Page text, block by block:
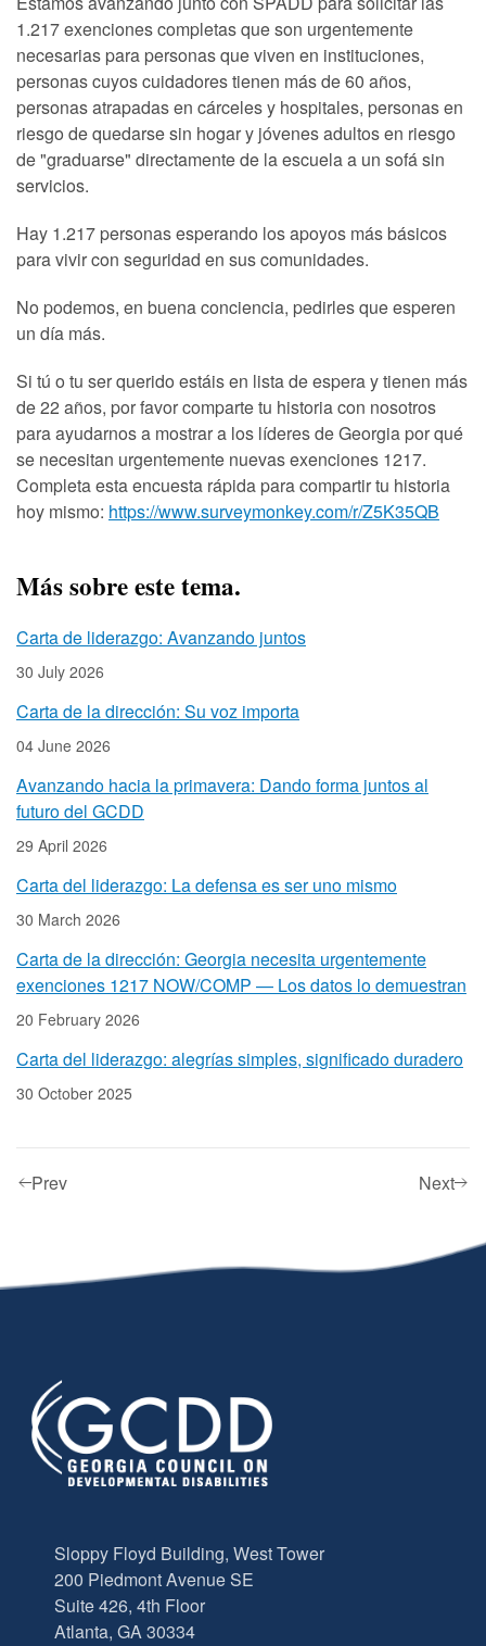
1.217 exenciones completas que son urgentemente
necesarias para personas que viven en instituciones,
personas cuyos cuidadores tienen más de 60 años,
personas atrapadas en cárceles y hospitales, personas en
riesgo de quedarse sin hogar y jóvenes adultos en riesgo
de "graduarse" directamente de la escuela a un sofá sin
servicios.
Hay 1.217 personas esperando los apoyos más básicos
para vivir con seguridad en sus comunidades.
No podemos, en buena conciencia, pedirles que esperen
un día más.
Si tú o tu ser querido estáis en lista de espera y tienen más
de 22 años, por favor comparte tu historia con nosotros
para ayudarnos a mostrar a los líderes de Georgia por qué
se necesitan urgentemente nuevas exenciones 1217.
Completa esta encuesta rápida para compartir tu historia
hoy mismo: https://www.surveymonkey.com/r/Z5K35QB
Más sobre este tema.
Carta de liderazgo: Avanzando juntos
30 July 2026
Carta de la dirección: Su voz importa
04 June 2026
Avanzando hacia la primavera: Dando forma juntos al
futuro del GCDD
29 April 2026
Carta del liderazgo: La defensa es ser uno mismo
30 March 2026
Carta de la dirección: Georgia necesita urgentemente
exenciones 1217 NOW/COMP — Los datos lo demuestran
20 February 2026
Carta del liderazgo: alegrías simples, significado duradero
30 October 2025
Prev Next
Sloppy Floyd Building, West Tower
200 Piedmont Avenue SE
Suite 426, 4th Floor
Atlanta, GA 30334